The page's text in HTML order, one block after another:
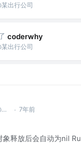
出行公司
coderwhy
出行公司
移动端开发 @某出行公司 · 7年前
象释放后会自动为nil